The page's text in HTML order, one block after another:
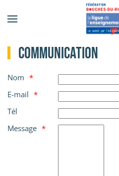
Accéder au contenu principal
Communication
Nom
E-mail
Tél
Message